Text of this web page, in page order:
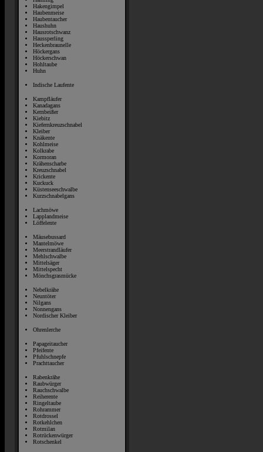
Hakengimpel
Haubenmeise
Haubentaucher
Haushuhn
Hausrotschwanz
Haussperling
Heckenbraunelle
Höckergans
Höckerschwan
Hohltaube
Huhn
Indische Laufente
Kampfläufer
Kanadagans
Kernbeißer
Kiebitz
Kiefernkreuzschnabel
Kleiber
Knäkente
Kohlmeise
Kolkrabe
Kormoran
Krähenscharbe
Kreuzschnabel
Krickente
Kuckuck
Küstenseeschwalbe
Kurzschnabelgans
Lachmöwe
Lapplandmeise
Löffelente
Mäusebussard
Mantelmöwe
Meerstrandläufer
Mehlschwalbe
Mittelsäger
Mittelspecht
Mönchsgrasmücke
Nebelkrähe
Neuntöter
Nilgans
Nonnengans
Nordischer Kleiber
Ohrenlerche
Papageitaucher
Pfeifente
Pfuhlschnepfe
Prachttaucher
Rabenkrähe
Raubwürger
Rauchschwalbe
Reiherente
Ringeltaube
Rohrammer
Rotdrossel
Rotkehlchen
Rotmilan
Rotrückenwürger
Rotschenkel